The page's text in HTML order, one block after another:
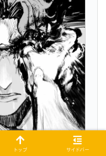
トップ サイドバー